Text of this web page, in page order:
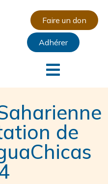
Faire un don
Adhérer
de